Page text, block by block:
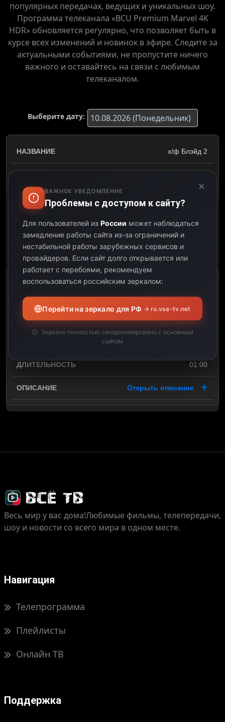
популярных передачах, ведущих и уникальных шоу.
Программа телеканала «BCU Premium Marvel 4K
HDR» обновляется регулярно, что позволяет быть в
курсе всех изменений и новинок в эфире. Следите за
актуальными событиями, не пропустите ничего
важного и оставайтесь на связи с любимым
телеканалом.
Выберите дату:
х/ф Блэйд 2
01:56
Открыть описание
х/ф Стражи Галактики.
Часть 3
23:41
01:00
Открыть описание
Весь мир у вас дома!Любимые фильмы, телепередачи,
шоу и новости со всего мира в одном месте.
Навигация
Телепрограмма
Плейлисты
Онлайн ТВ
Поддержка
×
ВАЖНОЕ УВЕДОМЛЕНИЕ
Проблемы с доступом к сайту?
Для пользователей из России может наблюдаться
замедление работы сайта из-за ограничений и
нестабильной работы зарубежных сервисов и
провайдеров. Если сайт долго открывается или
работает с перебоями, рекомендуем
воспользоваться российским зеркалом:
Перейти на зеркало для РФ → ru.vse-tv.net
Зеркало полностью синхронизировано с основным
сайтом